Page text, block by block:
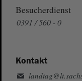
Besucherdienst
0391 / 560 - 0
Kontakt